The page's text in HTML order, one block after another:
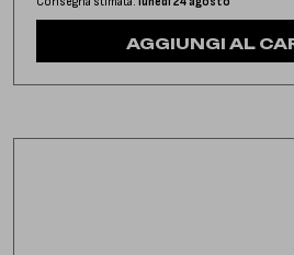
AGGIUNGI AL